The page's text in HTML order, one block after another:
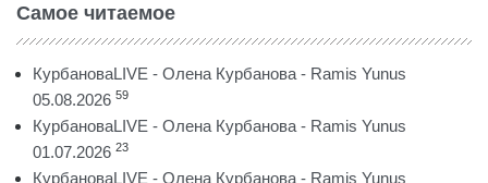
Самое читаемое
КурбановаLIVE - Олена Курбанова - Ramis Yunus
05.08.2026 59
КурбановаLIVE - Олена Курбанова - Ramis Yunus
01.07.2026 23
КурбановаLIVE - Олена Курбанова - Ramis Yunus